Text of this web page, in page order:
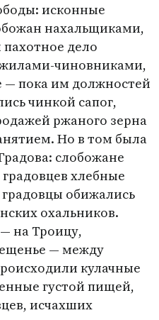
исконные
нахальщиками,
дело
чиновниками,
— пока им должностей
чинкой сапог,
ржаного зерна
Но в том была
слобожане
хлебные
обижались
охальников.
на Троицу,
— между
кулачные
густой пищей,
исчахших